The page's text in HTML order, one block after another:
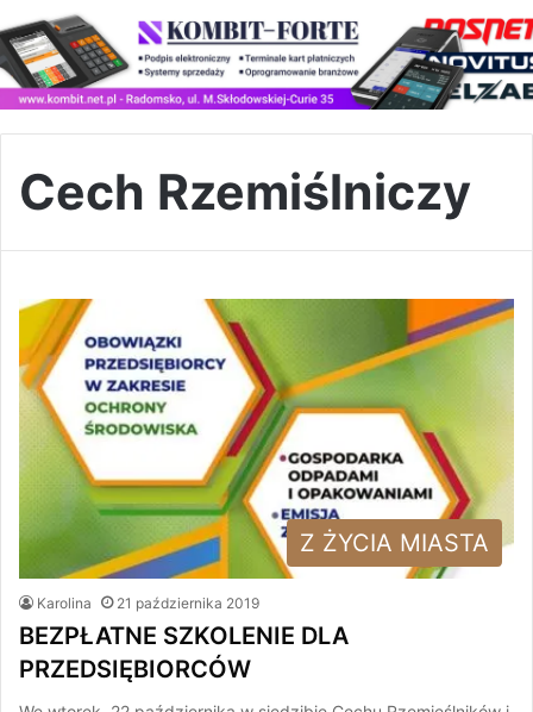
Cech Rzemiślniczy
Z ŻYCIA MIASTA
Karolina 21 października 2019
BEZPŁATNE SZKOLENIE DLA
PRZEDSIĘBIORCÓW